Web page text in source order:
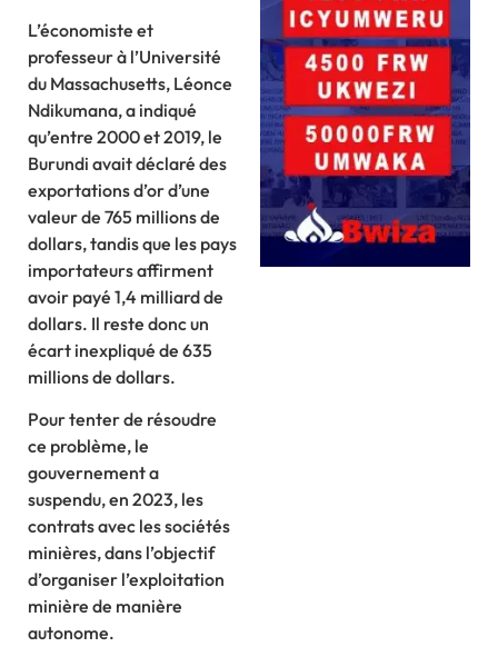
L’économiste et
professeur à l’Université
du Massachusetts, Léonce
Ndikumana, a indiqué
qu’entre 2000 et 2019, le
Burundi avait déclaré des
exportations d’or d’une
valeur de 765 millions de
dollars, tandis que les pays
importateurs affirment
avoir payé 1,4 milliard de
dollars. Il reste donc un
écart inexpliqué de 635
millions de dollars.
Pour tenter de résoudre
ce problème, le
gouvernement a
suspendu, en 2023, les
contrats avec les sociétés
minières, dans l’objectif
d’organiser l’exploitation
minière de manière
autonome.